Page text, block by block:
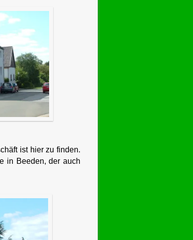
ist hier zu finden.
in Beeden, der auch